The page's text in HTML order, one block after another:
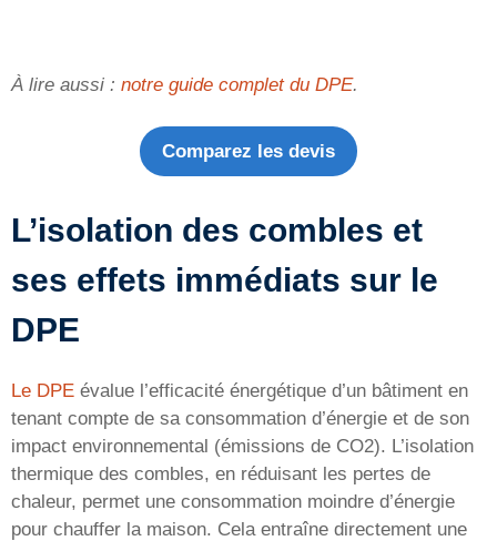
À lire aussi : notre guide complet du DPE.
Comparez les devis
L’isolation des combles et
ses effets immédiats sur le
DPE
Le DPE évalue l’efficacité énergétique d’un bâtiment en
tenant compte de sa consommation d’énergie et de son
impact environnemental (émissions de CO2). L’isolation
thermique des combles, en réduisant les pertes de
chaleur, permet une consommation moindre d’énergie
pour chauffer la maison. Cela entraîne directement une